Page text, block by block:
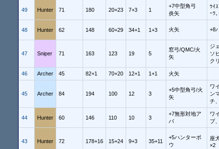
49 Hunter 71 180 20+23 7+3 1
+7中型角弓
炎矢
ﾜｲ
ｰﾂ
48 Hunter 62 148 60+29 34+1 1+3 火矢 +8
47 Sniper 71 163 123 19 5
窓弓/QMC/火
矢
ジ
ソ
ク
46 Archer 45 82+1 70+20 12+1 1+1 火矢
45 Archer 84 194 100 12 3
+5中型角弓/火
矢
ワ
ン
チ
44 Hunter 60 146 110 10 3
+7無形対地ア
バ
ワ
ブ
43 Hunter 72 178+16 15+24 9+3 35+11
+5ハンターボ
ウ
座
×2